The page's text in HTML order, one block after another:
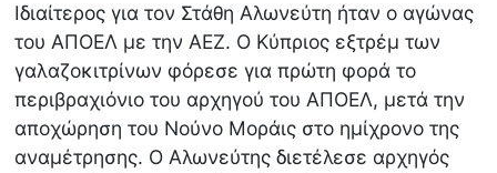
Ιδιαίτερος για τον Στάθη Αλωνεύτη ήταν ο αγώνας
του ΑΠΟΕΛ με την ΑΕΖ. Ο Κύπριος εξτρέμ των
γαλαζοκιτρίνων φόρεσε για πρώτη φορά το
περιβραχιόνιο του αρχηγού του ΑΠΟΕΛ, μετά την
αποχώρηση του Νούνο Μοράις στο ημίχρονο της
αναμέτρησης. Ο Αλωνεύτης διετέλεσε αρχηγός